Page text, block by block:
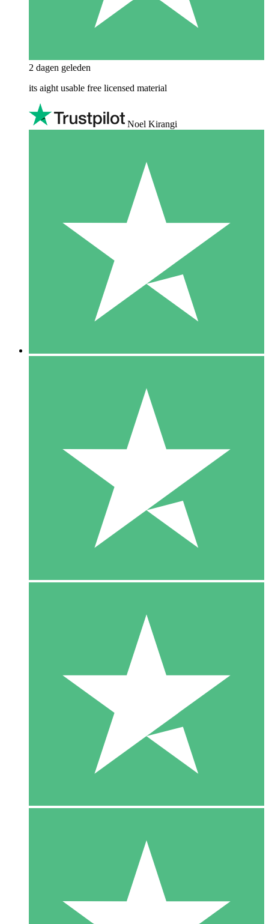
2 dagen geleden
its aight usable free licensed material
Noel Kirangi